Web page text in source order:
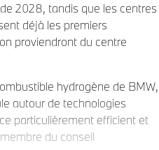
2028, tandis que les centres
déjà les premiers
proviendront du centre
hydrogène de BMW,
autour de technologies
particulièrement efficient et
du conseil